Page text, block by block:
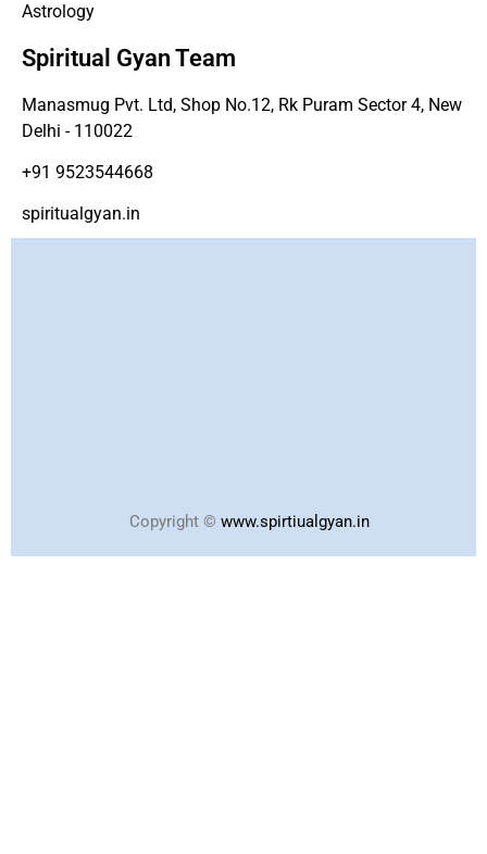
Astrology
Spiritual Gyan Team
Manasmug Pvt. Ltd, Shop No.12, Rk Puram Sector 4, New
Delhi - 110022
+91 9523544668
spiritualgyan.in
Copyright © www.spirtiualgyan.in